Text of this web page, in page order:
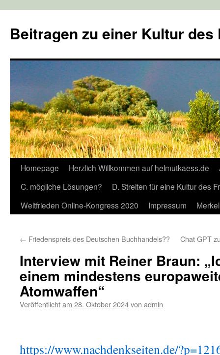
springen
Beitragen zu einer Kultur des
Homepage Herzlich Willkommen auf helmutkaess.de
C. mögliche Lösungen?
D. Streiten für eine Kultur des
Weltfrieden Online-Kongress 2020
Impressum
← Friedenspreis des Deutschen Buchhandels?? Chat GPT
Interview mit Reiner Braun:
einem mindestens
Atomwaffen“
Veröffentlicht am 28. Oktober 2024von admin
https://www.nachdenkseiten.de/